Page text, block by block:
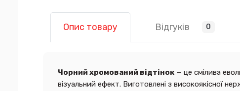
Опис товару Відгуків 0
Чорний хромований відтінок — це смілива
візуальний ефект. Виготовлені з високоякісної